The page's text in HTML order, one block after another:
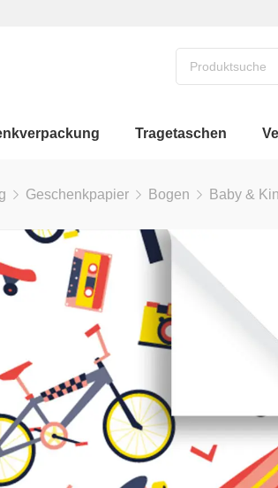
Tragetaschen
Geschenkpapier Bogen Baby &